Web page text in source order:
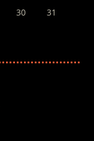
30
31